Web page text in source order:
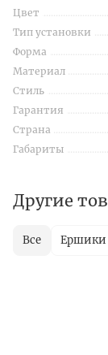
Цвет
Тип установки
Форма
Материал
Стиль
Гарантия
Страна
Габариты
Другие
Все Ершики